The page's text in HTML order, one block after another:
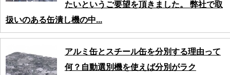
たいというご要望を頂きました。 弊社で取
扱いのある缶潰し機の中...
アルミ缶とスチール缶を分別する理由って
何？自動選別機を使えば分別がラク